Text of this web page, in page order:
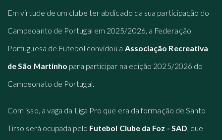
Em virtude de um clube ter abdicado da sua participação do
Campeoanto de Portugal em 2025/2026, a Federação
Portuguesa de Futebol convidou a Associação Recreativa
de São Martinho para participar na edição 2025/2026 do
Campeonato de Portugal.
Com isso, a vaga da Liga Pro que era da formação de Santo
Tirso será ocupada pelo Futebol Clube da Foz - SAD , que